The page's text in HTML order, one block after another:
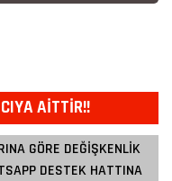
AİTTİR!!
GÖRE DEĞİŞKENLİK
DESTEK HATTINA